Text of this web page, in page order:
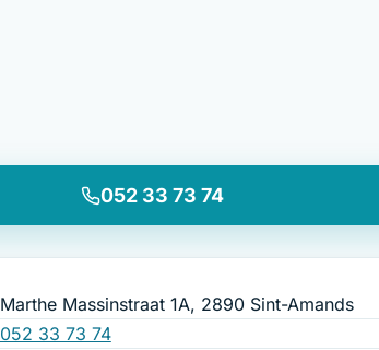
052 33 73 74
Marthe Massinstraat 1A, 2890 Sint-Amands
052 33 73 74